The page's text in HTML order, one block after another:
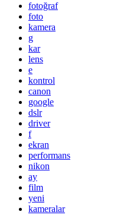
fotoğraf
foto
kamera
g
kar
lens
e
kontrol
canon
google
dslr
driver
f
ekran
performans
nikon
ay
film
yeni
kameralar